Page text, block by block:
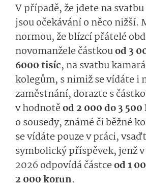
V případě, že jdete na
jsou očekávání o něco nižší.
normou, že blízcí přátelé
novomanžele částkouod 3
6000 tisíc, na svatbu
kolegům, s nimiž se vídáte i
zaměstnání, dorazte s
v hodnotěod 2 000 do 3 500
o sousedy, známé či běžné
se vídáte pouze v práci,
symbolický příspěvek, jenž
2026 odpovídá částceod 1
2 000 korun.